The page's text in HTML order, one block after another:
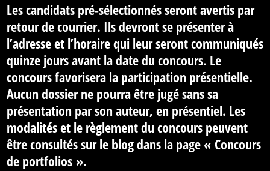
Les candidats pré-sélectionnés seront avertis par
retour de courrier. Ils devront se présenter à
l’adresse et l’horaire qui leur seront communiqués
quinze jours avant la date du concours. Le
concours favorisera la participation présentielle.
Aucun dossier ne pourra être jugé sans sa
présentation par son auteur, en présentiel. Les
modalités et le règlement du concours peuvent
être consultés sur le blog dans la page « Concours
de portfolios ».